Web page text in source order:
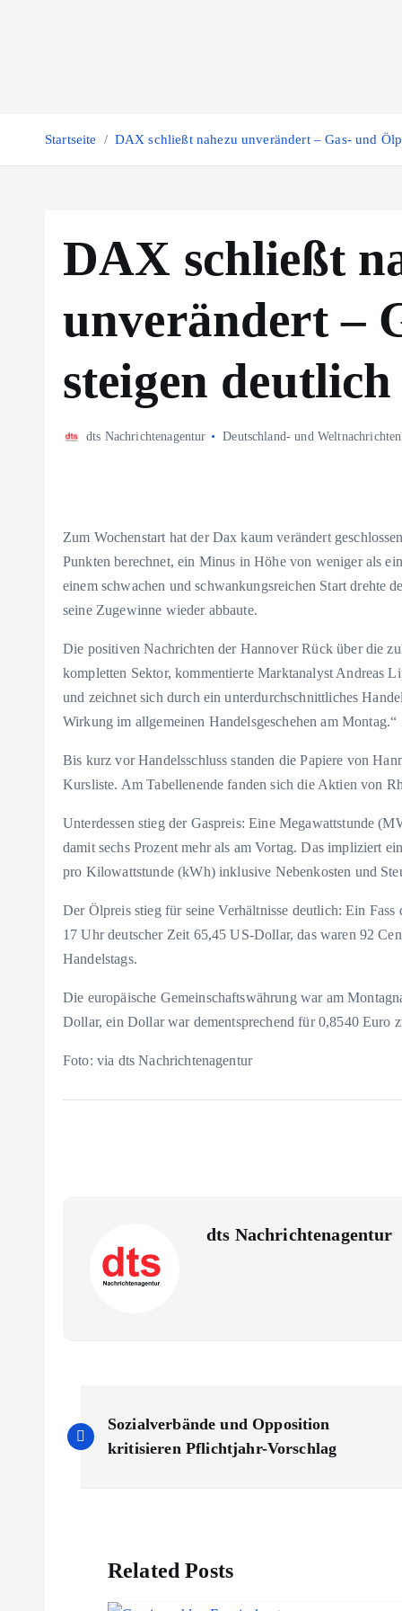
Startseite DAX schließt nahezu unverändert – Gas- und
DAX schließt
unverändert –
steigen
dts Nachrichtenagentur Deutschland- und Weltnachrichten
Zum Wochenstart hat der Dax kaum verändert
Punkten berechnet, ein Minus in Höhe von weniger als
einem schwachen und schwankungsreichen Start drehte
seine Zugewinne wieder abbaute.
Die positiven Nachrichten der Hannover Rück über die
kompletten Sektor, kommentierte Marktanalyst Andreas
und zeichnet sich durch ein unterdurchschnittliches
Wirkung im allgemeinen Handelsgeschehen am Montag.“
Bis kurz vor Handelsschluss standen die Papiere von
Kursliste. Am Tabellenende fanden sich die Aktien von
Unterdessen stieg der Gaspreis: Eine Megawattstunde
damit sechs Prozent mehr als am Vortag. Das impliziert
pro Kilowattstunde (kWh) inklusive Nebenkosten und
Der Ölpreis stieg für seine Verhältnisse deutlich: Ein
17 Uhr deutscher Zeit 65,45 US-Dollar, das waren 92
Handelstags.
Die europäische Gemeinschaftswährung war am
Dollar, ein Dollar war dementsprechend für 0,8540 Euro
Foto: via dts Nachrichtenagentur
dts Nachrichtenagentur
e
Sozialverbände und Opposition
kritisieren Pflichtjahr-Vorschlag
Related Posts